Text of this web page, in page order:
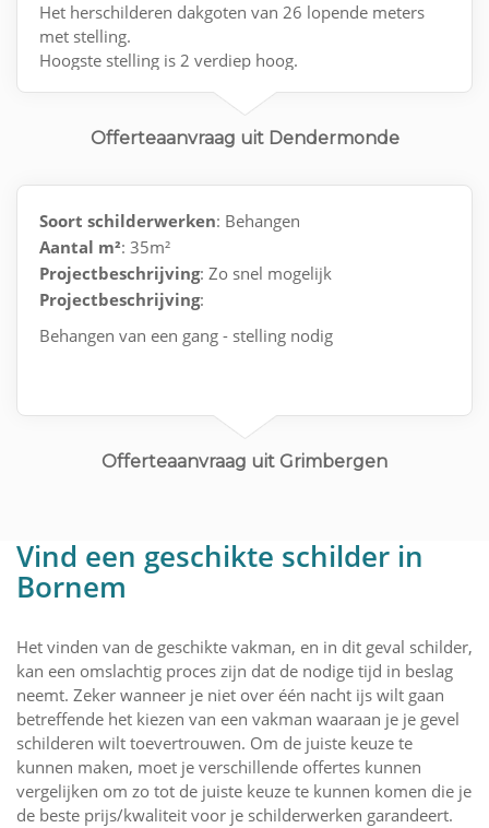
Het herschilderen dakgoten van 26 lopende meters
met stelling.
Hoogste stelling is 2 verdiep hoog.
Offerteaanvraag uit Dendermonde
Soort schilderwerken: Behangen
Aantal m²: 35m²
Projectbeschrijving: Zo snel mogelijk
Projectbeschrijving:
Behangen van een gang - stelling nodig
Offerteaanvraag uit Grimbergen
Vind een geschikte schilder in
Bornem
Het vinden van de geschikte vakman, en in dit geval schilder,
kan een omslachtig proces zijn dat de nodige tijd in beslag
neemt. Zeker wanneer je niet over één nacht ijs wilt gaan
betreffende het kiezen van een vakman waaraan je je gevel
schilderen wilt toevertrouwen. Om de juiste keuze te
kunnen maken, moet je verschillende offertes kunnen
vergelijken om zo tot de juiste keuze te kunnen komen die je
de beste prijs/kwaliteit voor je schilderwerken garandeert.